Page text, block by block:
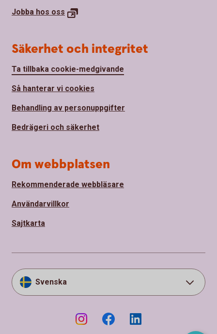
Jobba hos oss
Säkerhet och integritet
Ta tillbaka cookie-medgivande
Så hanterar vi cookies
Behandling av personuppgifter
Bedrägeri och säkerhet
Om webbplatsen
Rekommenderade webbläsare
Användarvillkor
Sajtkarta
Svenska